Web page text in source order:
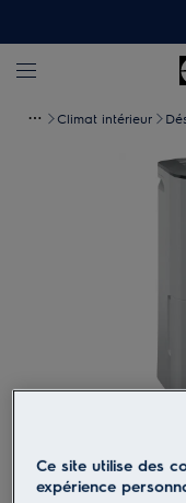
Climat intérieur
Ce site utilise des
expérience